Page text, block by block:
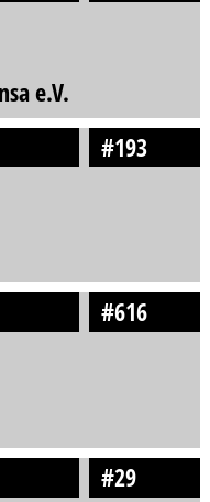
e.V.
#193
#616
#29